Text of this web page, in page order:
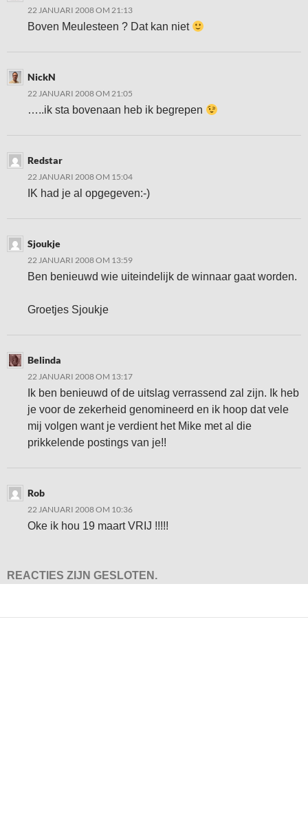
22 JANUARI 2008 OM 21:13
Boven Meulesteen ? Dat kan niet
NickN
22 JANUARI 2008 OM 21:05
…..ik sta bovenaan heb ik begrepen
Redstar
22 JANUARI 2008 OM 15:04
IK had je al opgegeven:-)
Sjoukje
22 JANUARI 2008 OM 13:59
Ben benieuwd wie uiteindelijk de winnaar gaat worden.
Groetjes Sjoukje
Belinda
22 JANUARI 2008 OM 13:17
Ik ben benieuwd of de uitslag verrassend zal zijn. Ik heb
je voor de zekerheid genomineerd en ik hoop dat vele
mij volgen want je verdient het Mike met al die
prikkelende postings van je!!
Rob
22 JANUARI 2008 OM 10:36
Oke ik hou 19 maart VRIJ !!!!!
REACTIES ZIJN GESLOTEN.